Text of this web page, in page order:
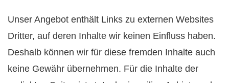
Unser Angebot enthält Links zu externen Websites
Dritter, auf deren Inhalte wir keinen Einfluss haben.
Deshalb können wir für diese fremden Inhalte auch
keine Gewähr übernehmen. Für die Inhalte der